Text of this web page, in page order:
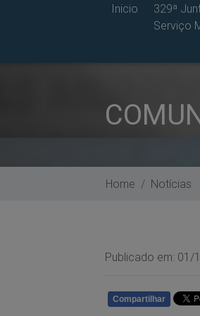
Inicio
329ª
Serviço
Home Notícias
Publicado em: 01/
Compartilhar